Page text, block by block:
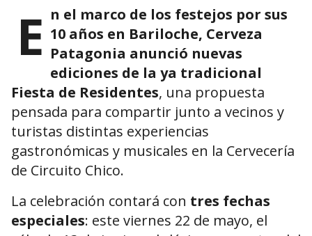
E n el marco de los festejos por sus
10 años en Bariloche, Cerveza
Patagonia anunció nuevas
ediciones de la ya tradicional
Fiesta de Residentes, una propuesta
pensada para compartir junto a vecinos y
turistas distintas experiencias
gastronómicas y musicales en la Cervecería
de Circuito Chico.
La celebración contará con tres fechas
especiales: este viernes 22 de mayo, el